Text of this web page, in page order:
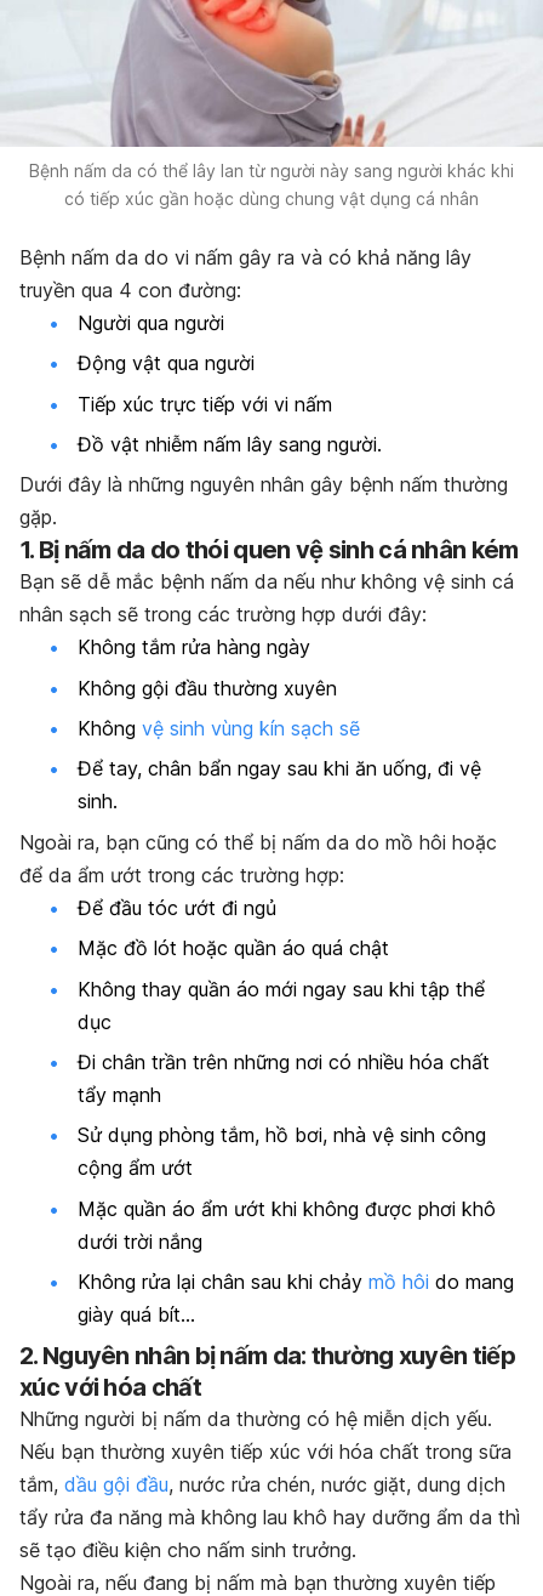
Bệnh nấm da có thể lây lan từ người này sang người khác khi
có tiếp xúc gần hoặc dùng chung vật dụng cá nhân
Bệnh nấm da do vi nấm gây ra và có khả năng lây
truyền qua 4 con đường:
Người qua người
Động vật qua người
Tiếp xúc trực tiếp với vi nấm
Đồ vật nhiễm nấm lây sang người.
Dưới đây là những nguyên nhân gây bệnh nấm thường
gặp.
1. Bị nấm da do thói quen vệ sinh cá nhân kém
Bạn sẽ dễ mắc bệnh nấm da nếu như không vệ sinh cá
nhân sạch sẽ trong các trường hợp dưới đây:
Không tắm rửa hàng ngày
Không gội đầu thường xuyên
Không vệ sinh vùng kín sạch sẽ
Để tay, chân bẩn ngay sau khi ăn uống, đi vệ
sinh.
Ngoài ra, bạn cũng có thể bị nấm da do mồ hôi hoặc
để da ẩm ướt trong các trường hợp:
Để đầu tóc ướt đi ngủ
Mặc đồ lót hoặc quần áo quá chật
Không thay quần áo mới ngay sau khi tập thể
dục
Đi chân trần trên những nơi có nhiều hóa chất
tẩy mạnh
Sử dụng phòng tắm, hồ bơi, nhà vệ sinh công
cộng ẩm ướt
Mặc quần áo ẩm ướt khi không được phơi khô
dưới trời nắng
Không rửa lại chân sau khi chảy mồ hôi do mang
giày quá bít…
2. Nguyên nhân bị nấm da: thường xuyên tiếp
xúc với hóa chất
Những người bị nấm da thường có hệ miễn dịch yếu.
Nếu bạn thường xuyên tiếp xúc với hóa chất trong sữa
tắm, dầu gội đầu, nước rửa chén, nước giặt, dung dịch
tẩy rửa đa năng mà không lau khô hay dưỡng ẩm da thì
sẽ tạo điều kiện cho nấm sinh trưởng.
Ngoài ra, nếu đang bị nấm mà bạn thường xuyên tiếp